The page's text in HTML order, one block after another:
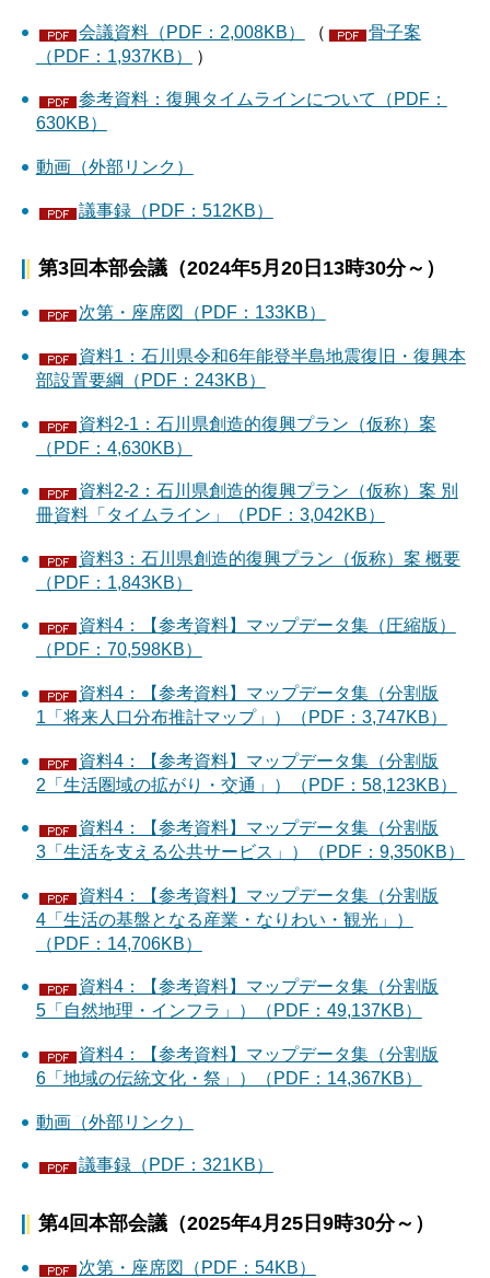
会議資料（PDF：2,008KB） （
骨子案
（PDF：1,937KB）
）
参考資料：復興タイムラインについて（PDF：
630KB）
動画（外部リンク）
議事録（PDF：512KB）
第3回本部会議（2024年5月20日13時30分～）
次第・座席図（PDF：133KB）
資料1：石川県令和6年能登半島地震復旧・復興本
部設置要綱（PDF：243KB）
資料2-1：石川県創造的復興プラン（仮称）案
（PDF：4,630KB）
資料2-2：石川県創造的復興プラン（仮称）案 別
冊資料「タイムライン」（PDF：3,042KB）
資料3：石川県創造的復興プラン（仮称）案 概要
（PDF：1,843KB）
資料4：【参考資料】マップデータ集（圧縮版）
（PDF：70,598KB）
資料4：【参考資料】マップデータ集（分割版
1「将来人口分布推計マップ」）（PDF：3,747KB）
資料4：【参考資料】マップデータ集（分割版
2「生活圏域の拡がり・交通」）（PDF：58,123KB）
資料4：【参考資料】マップデータ集（分割版
3「生活を支える公共サービス」）（PDF：9,350KB）
資料4：【参考資料】マップデータ集（分割版
4「生活の基盤となる産業・なりわい・観光」）
（PDF：14,706KB）
資料4：【参考資料】マップデータ集（分割版
5「自然地理・インフラ」）（PDF：49,137KB）
資料4：【参考資料】マップデータ集（分割版
6「地域の伝統文化・祭」）（PDF：14,367KB）
動画（外部リンク）
議事録（PDF：321KB）
第4回本部会議（2025年4月25日9時30分～）
次第・座席図（PDF：54KB）